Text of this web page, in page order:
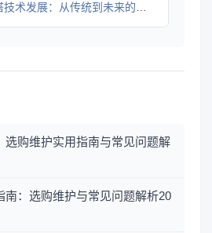
发展：从传统到未来的潮流演变之路
选购维护实用指南与常见问题解
南：选购维护与常见问题解析20